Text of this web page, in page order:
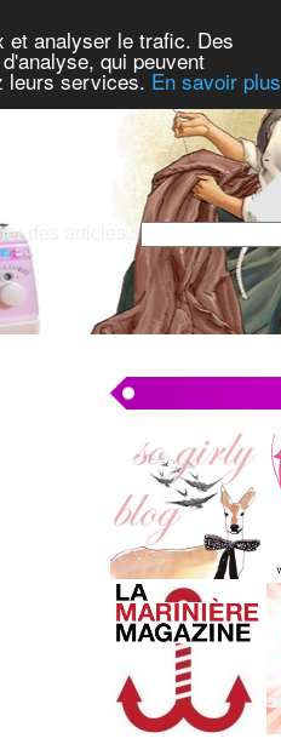
et analyser le trafic. Des
qui peuvent
leurs services. En savoir plus
des articles :